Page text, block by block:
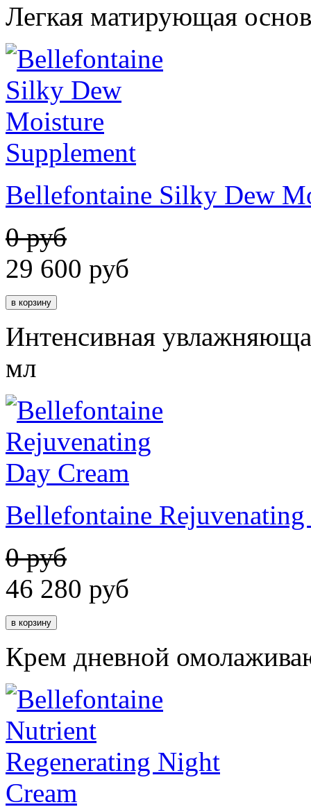
Легкая матирующая
Bellefontaine Silky Dew
0 руб
29 600 руб
Интенсивная
мл
Bellefontaine
0 руб
46 280 руб
Крем дневной